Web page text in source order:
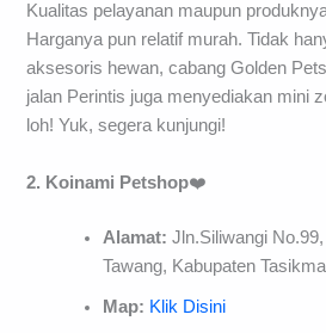
Kualitas pelayanan maupun
Harganya pun relatif murah. Tidak
aksesoris hewan, cabang Golden
jalan Perintis juga menyediakan mini
loh! Yuk, segera kunjungi!
2. Koinami Petshop❤️
Alamat: Jln.Siliwangi
Tawang, Kabupaten
Map: Klik Disini